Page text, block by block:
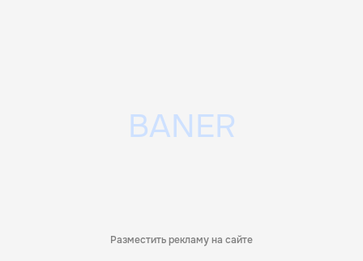
Разместить рекламу на сайте